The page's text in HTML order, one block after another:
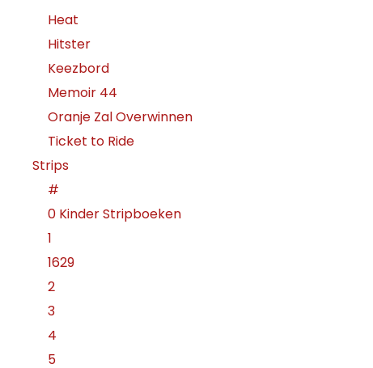
Heat
Hitster
Keezbord
Memoir 44
Oranje Zal Overwinnen
Ticket to Ride
Strips
#
0 Kinder Stripboeken
1
1629
2
3
4
5